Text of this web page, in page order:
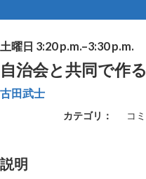
土曜日 3:20 p.m.–3:30 p.m.
自治会と共同で作
古田武士
カテゴリ： コ
説明